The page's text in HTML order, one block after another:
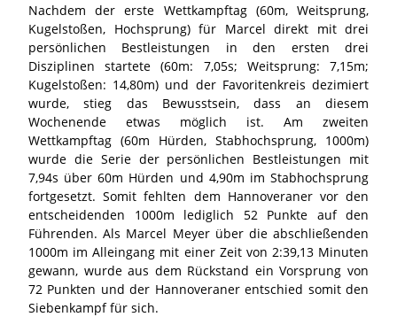
Nachdem der erste Wettkampftag (60m, Weitsprung,
Kugelstoßen, Hochsprung) für Marcel direkt mit drei
persönlichen Bestleistungen in den ersten drei
Disziplinen startete (60m: 7,05s; Weitsprung: 7,15m;
Kugelstoßen: 14,80m) und der Favoritenkreis dezimiert
wurde, stieg das Bewusstsein, dass an diesem
Wochenende etwas möglich ist. Am zweiten
Wettkampftag (60m Hürden, Stabhochsprung, 1000m)
wurde die Serie der persönlichen Bestleistungen mit
7,94s über 60m Hürden und 4,90m im Stabhochsprung
fortgesetzt. Somit fehlten dem Hannoveraner vor den
entscheidenden 1000m lediglich 52 Punkte auf den
Führenden. Als Marcel Meyer über die abschließenden
1000m im Alleingang mit einer Zeit von 2:39,13 Minuten
gewann, wurde aus dem Rückstand ein Vorsprung von
72 Punkten und der Hannoveraner entschied somit den
Siebenkampf für sich.